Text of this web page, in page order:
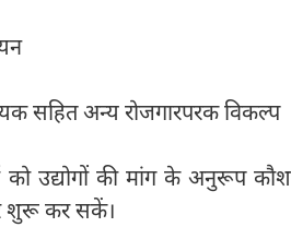
सहित अन्य रोजगारपरक विकल्प
को उद्योगों की मांग के अनुरूप
शुरू कर सकें।